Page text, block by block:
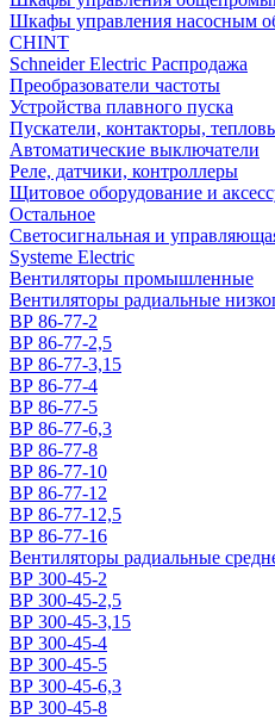
Шкафы управления насосным
CHINT
Schneider Electric Распродажа
Преобразователи частоты
Устройства плавного пуска
Пускатели, контакторы,
Автоматические выключатели
Реле, датчики, контроллеры
Щитовое оборудование и
Остальное
Светосигнальная и
Systeme Electric
Вентиляторы промышленные
Вентиляторы радиальные
ВР 86-77-2
ВР 86-77-2,5
ВР 86-77-3,15
ВР 86-77-4
ВР 86-77-5
ВР 86-77-6,3
ВР 86-77-8
ВР 86-77-10
ВР 86-77-12
ВР 86-77-12,5
ВР 86-77-16
Вентиляторы радиальные
ВР 300-45-2
ВР 300-45-2,5
ВР 300-45-3,15
ВР 300-45-4
ВР 300-45-5
ВР 300-45-6,3
ВР 300-45-8